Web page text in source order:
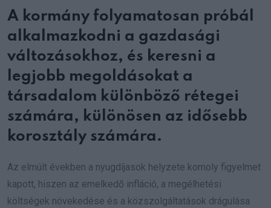
A kormány folyamatosan próbál
alkalmazkodni a gazdasági
változásokhoz, és keresni a
legjobb megoldásokat a
társadalom különböző rétegei
számára, különösen az idősebb
korosztály számára.
Az elmúlt években a nyugdíjasok helyzete komoly figyelmet
kapott, hiszen az emelkedő infláció, a megélhetési
költségek növekedése és a közszolgáltatások drágulása